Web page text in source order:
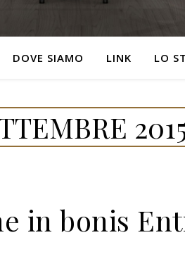
DOVE SIAMO LINK LO
in bonis